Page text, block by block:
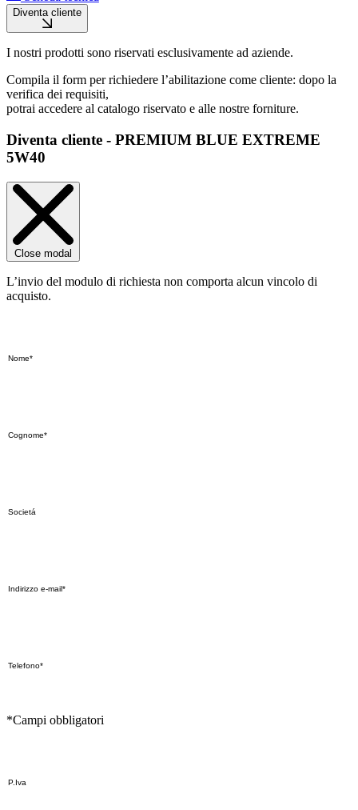
Diventa cliente
I nostri prodotti sono riservati esclusivamente ad aziende.
Compila il form per richiedere l’abilitazione come cliente: dopo la
verifica dei requisiti,
potrai accedere al catalogo riservato e alle nostre forniture.
Diventa cliente - PREMIUM BLUE EXTREME
5W40
Close modal
L’invio del modulo di richiesta non comporta alcun vincolo di
acquisto.
*Campi obbligatori